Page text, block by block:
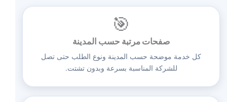
🎯
صفحات مرتبة حسب المدينة
كل خدمة موضحة حسب المدينة ونوع الطلب حتى تصل
للشركة المناسبة بسرعة وبدون تشتت.